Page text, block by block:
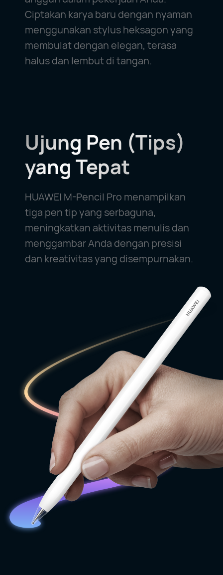
Ciptakan karya baru dengan nyaman
menggunakan stylus heksagon yang
membulat dengan elegan, terasa
halus dan lembut di tangan.
Ujung Pen (Tips)
yang Tepat
HUAWEI M-Pencil Pro menampilkan
tiga pen tip yang serbaguna,
meningkatkan aktivitas menulis dan
menggambar Anda dengan presisi
dan kreativitas yang disempurnakan.